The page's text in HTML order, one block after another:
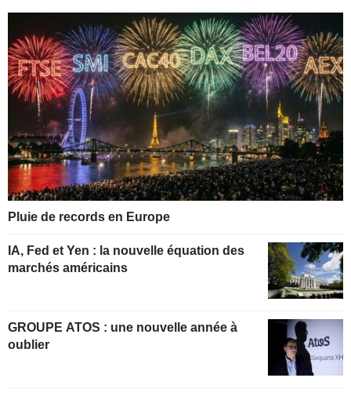
Pluie de records en Europe
IA, Fed et Yen : la nouvelle équation des
marchés américains
GROUPE ATOS : une nouvelle année à
oublier